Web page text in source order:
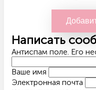
Написать
Антиспам поле. Его
Ваше имя
Электронная почта